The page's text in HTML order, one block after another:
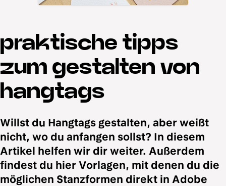
praktische tipps
zum gestalten von
hangtags
Willst du Hangtags gestalten, aber weißt
nicht, wo du anfangen sollst? In diesem
Artikel helfen wir dir weiter. Außerdem
findest du hier Vorlagen, mit denen du die
möglichen Stanzformen direkt in Adobe